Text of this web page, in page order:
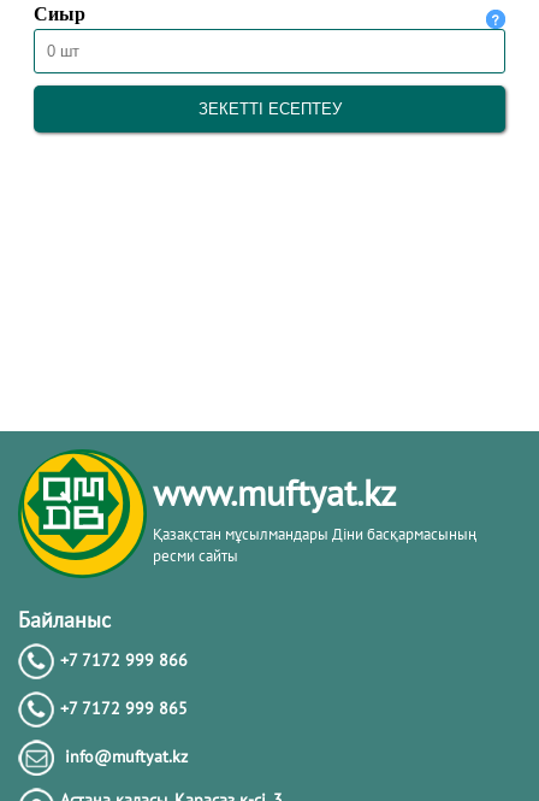
www.muftyat.kz
Қазақстан мұсылмандары Діни басқармасының
ресми сайты
Байланыс
+7 7172 999 866
+7 7172 999 865
info@muftyat.kz